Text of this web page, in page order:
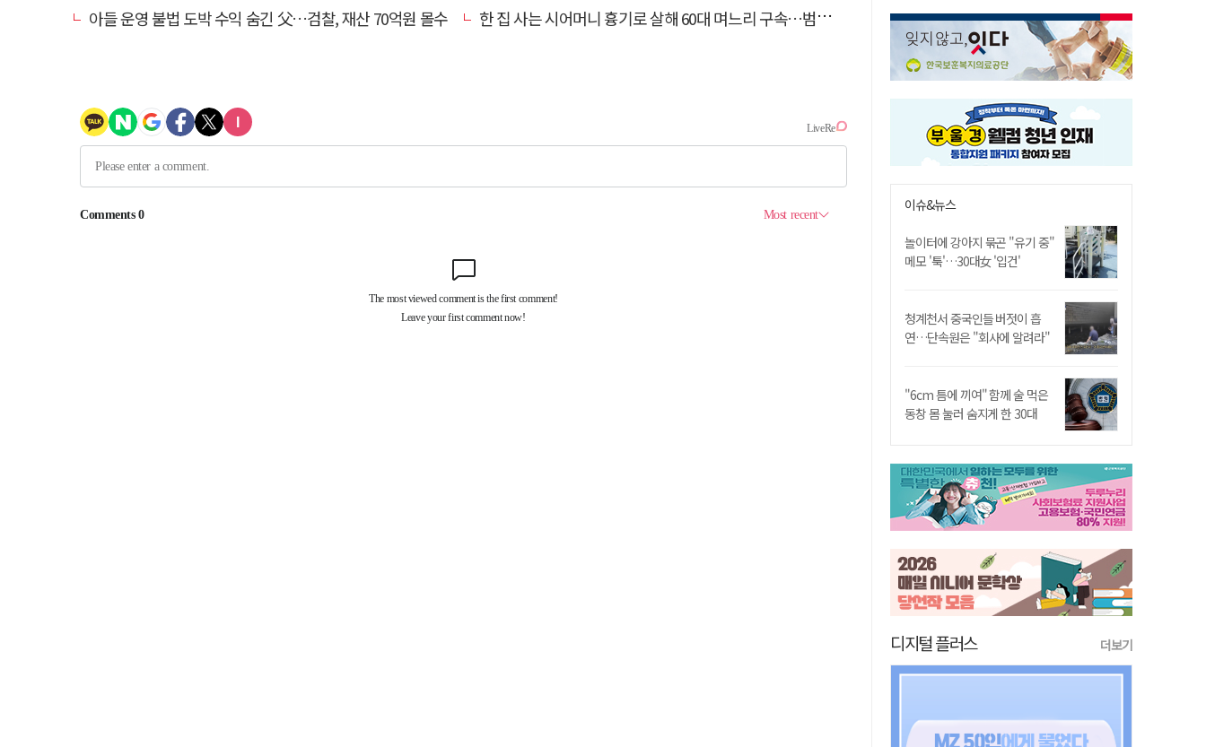
아들 운영 불법 도박 수익 숨긴 父…검찰, 재산 70억원 몰수
한 집 사는 시어머니 흉기로 살해 60대 며느리 구속…범행 동기는
이슈&뉴스
놀이터에 강아지 묶곤 "유기 중"
메모 '툭'…30대女 '입건'
청계천서 중국인들 버젓이 흡
연…단속원은 "회사에 알려라"
"6cm 틈에 끼여" 함께 술 먹은
동창 몸 눌러 숨지게 한 30대
디지털 플러스 더보기